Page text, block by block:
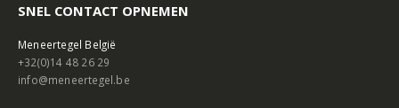
SNEL CONTACT OPNEMEN
Meneertegel België
+32(0)14 48 26 29
info@meneertegel.be